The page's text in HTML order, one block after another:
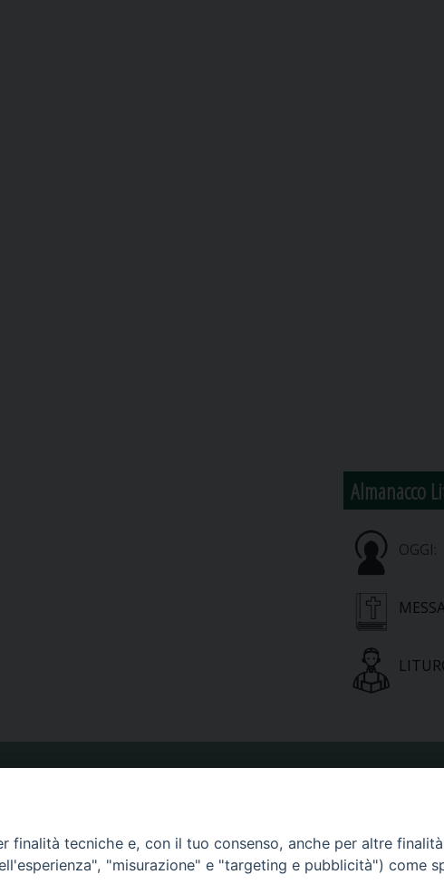
Almanacco
OGGI:
CALENDARIO PASTORALE
finalità tecniche e, con il tuo consenso, anche per altre
"misurazione" e "targeting e pubblicità") come